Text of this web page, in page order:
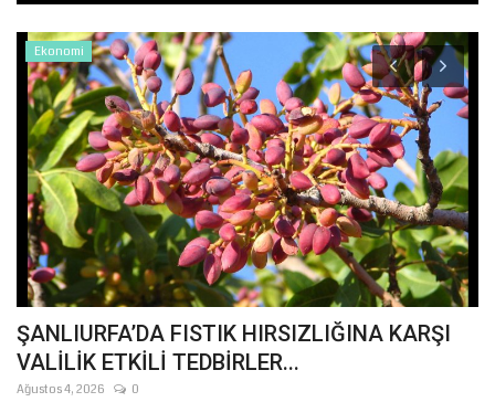
Ekonomi
ŞANLIURFA’DA FISTIK HIRSIZLIĞINA KARŞI
VALİLİK ETKİLİ TEDBİRLER...
Ağustos 4, 2026 0